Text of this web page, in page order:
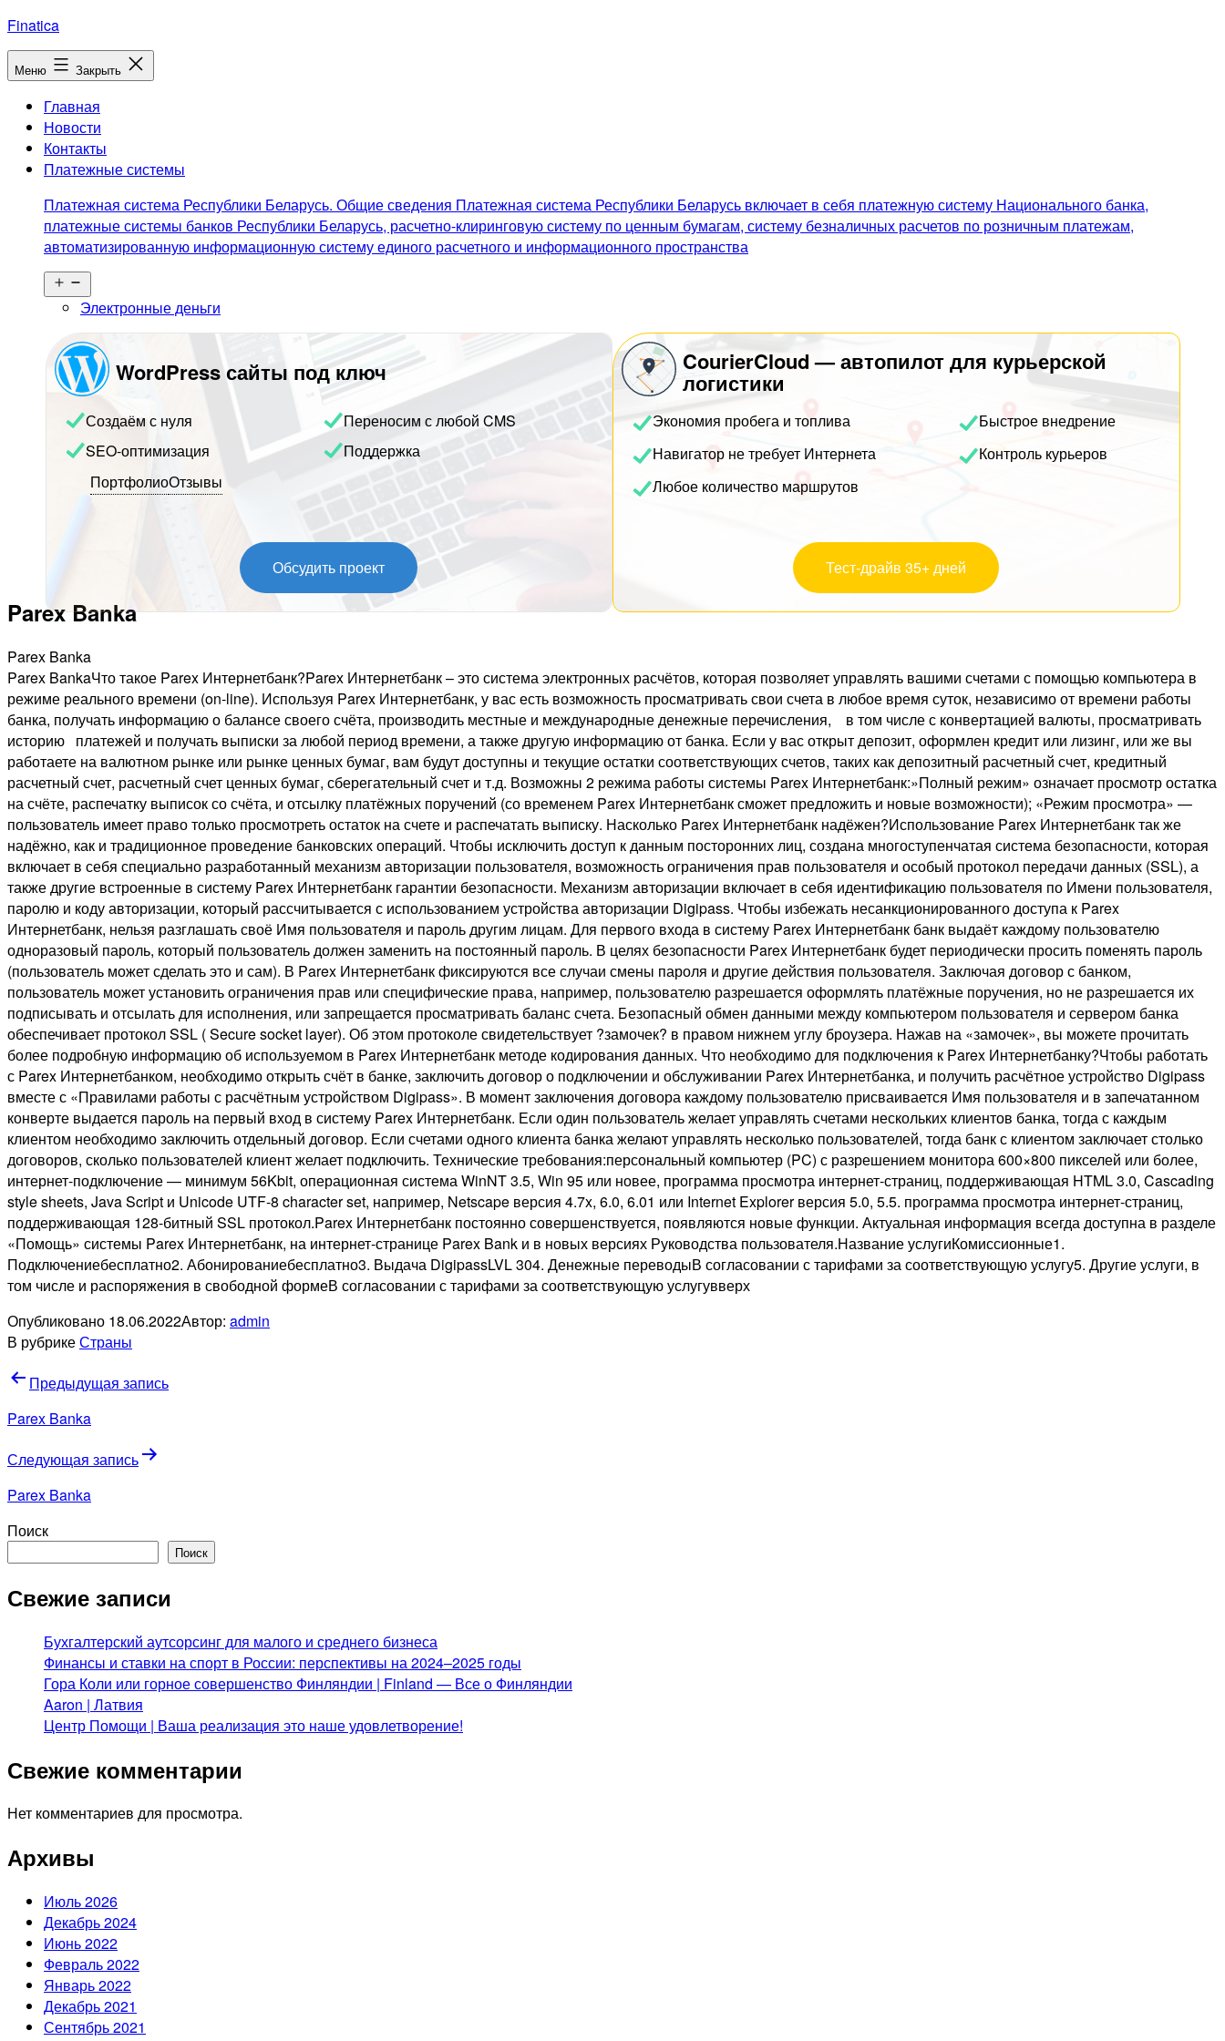
Перейти
к
содержимому
Finatica
Меню Закрыть
Главная
Новости
Контакты
Платежные системы
Платежная система Республики Беларусь. Общие сведения Платежная система Республики Беларусь включает в себя платежную систему Национального банка,
платежные системы банков Республики Беларусь, расчетно-клиринговую систему по ценным бумагам, систему безналичных расчетов по розничным платежам,
автоматизированную информационную систему единого расчетного и информационного пространства
меню
Электронные деньги
WordPress сайты под ключ
Создаём с нуля
Переносим с любой CMS
SEO-оптимизация
Поддержка
ПортфолиоОтзывы
Обсудить проект
CourierCloud — автопилот для курьерской
логистики
Экономия пробега и топлива
Быстрое внедрение
Навигатор не требует Интернета
Контроль курьеров
Любое количество маршрутов
Тест-драйв 35+ дней
Parex Banka
Parex Banka
Parex BankaЧто такое Parex Интернетбанк?Parex Интернетбанк – это система электронных расчётов, которая позволяет управлять вашими счетами с помощью компьютера в
режиме реального времени (on-line). Используя Parex Интернетбанк, у вас есть возможность просматривать свои счета в любое время суток, независимо от времени работы
банка, получать информацию о балансе своего счёта, производить местные и международные денежные перечисления, в том числе с конвертацией валюты, просматривать
историю платежей и получать выписки за любой период времени, а также другую информацию от банка. Если у вас открыт депозит, оформлен кредит или лизинг, или же вы
работаете на валютном рынке или рынке ценных бумаг, вам будут доступны и текущие остатки соответствующих счетов, таких как депозитный расчетный счет, кредитный
расчетный счет, расчетный счет ценных бумаг, сберегательный счет и т.д. Возможны 2 режима работы системы Parex Интернетбанк:»Полный режим» означает просмотр остатка
на счёте, распечатку выписок со счёта, и отсылку платёжных поручений (со временем Parex Интернетбанк сможет предложить и новые возможности); «Режим просмотра» —
пользователь имеет право только просмотреть остаток на счете и распечатать выписку. Насколько Parex Интернетбанк надёжен?Использование Parex Интернетбанк так же
надёжно, как и традиционное проведение банковских операций. Чтобы исключить доступ к данным посторонних лиц, создана многоступенчатая система безопасности, которая
включает в себя специально разработанный механизм авторизации пользователя, возможность ограничения прав пользователя и особый протокол передачи данных (SSL), а
также другие встроенные в систему Parex Интернетбанк гарантии безопасности. Механизм авторизации включает в себя идентификацию пользователя по Имени пользователя,
паролю и коду авторизации, который рассчитывается с использованием устройства авторизации Digipass. Чтобы избежать несанкционированного доступа к Parex
Интернетбанк, нельзя разглашать своё Имя пользователя и пароль другим лицам. Для первого входа в систему Parex Интернетбанк банк выдаёт каждому пользователю
одноразовый пароль, который пользователь должен заменить на постоянный пароль. В целях безопасности Parex Интернетбанк будет периодически просить поменять пароль
(пользователь может сделать это и сам). В Parex Интернетбанк фиксируются все случаи смены пароля и другие действия пользователя. Заключая договор с банком,
пользователь может установить ограничения прав или специфические права, например, пользователю разрешается оформлять платёжные поручения, но не разрешается их
подписывать и отсылать для исполнения, или запрещается просматривать баланс счета. Безопасный обмен данными между компьютером пользователя и сервером банка
обеспечивает протокол SSL ( Secure socket layer). Об этом протоколе свидетельствует ?замочек? в правом нижнем углу броузера. Нажав на «замочек», вы можете прочитать
более подробную информацию об используемом в Parex Интернетбанк методе кодирования данных. Что необходимо для подключения к Parex Интернетбанку?Чтобы работать
с Parex Интернетбанком, необходимо открыть счёт в банке, заключить договор о подключении и обслуживании Parex Интернетбанка, и получить расчётное устройство Digipass
вместе с «Правилами работы с расчётным устройством Digipass». В момент заключения договора каждому пользователю присваивается Имя пользователя и в запечатанном
конверте выдается пароль на первый вход в систему Parex Интернетбанк. Если один пользователь желает управлять счетами нескольких клиентов банка, тогда с каждым
клиентом необходимо заключить отдельный договор. Если счетами одного клиента банка желают управлять несколько пользователей, тогда банк с клиентом заключает столько
договоров, сколько пользователей клиент желает подключить. Технические требования:персональный компьютер (PC) с разрешением монитора 600×800 пикселей или более,
интернет-подключение — минимум 56Kbit, операционная система WinNT 3.5, Win 95 или новее, программа просмотра интернет-страниц, поддерживающая HTML 3.0, Cascading
style sheets, Java Script и Unicode UTF-8 character set, например, Netscape версия 4.7x, 6.0, 6.01 или Internet Explorer версия 5.0, 5.5. программа просмотра интернет-страниц,
поддерживающая 128-битный SSL протокол.Parex Интернетбанк постоянно совершенствуется, появляются новые функции. Актуальная информация всегда доступна в разделе
«Помощь» системы Parex Интернетбанк, на интернет-странице Parex Bank и в новых версиях Руководства пользователя.Название услугиКомиссионные1.
Подключениебесплатно2. Абонированиебесплатно3. Выдача DigipassLVL 304. Денежные переводыВ согласовании с тарифами за соответствующую услугу5. Другие услуги, в
том числе и распоряжения в свободной формеВ согласовании с тарифами за соответствующую услугувверх
Опубликовано 18.06.2022Автор: admin
В рубрикеСтраны
Навигация
по
Предыдущая запись
Parex Banka
Следующая запись
Parex Banka
Поиск
Поиск
Свежие записи
Бухгалтерский аутсорсинг для малого и среднего бизнеса
Финансы и ставки на спорт в России: перспективы на 2024–2025 годы
Гора Коли или горное совершенство Финляндии | Finland — Все о Финляндии
Aaron | Латвия
Центр Помощи | Ваша реализация это наше удовлетворение!
Свежие комментарии
Нет комментариев для просмотра.
Архивы
Июль 2026
Декабрь 2024
Июнь 2022
Февраль 2022
Январь 2022
Декабрь 2021
Сентябрь 2021